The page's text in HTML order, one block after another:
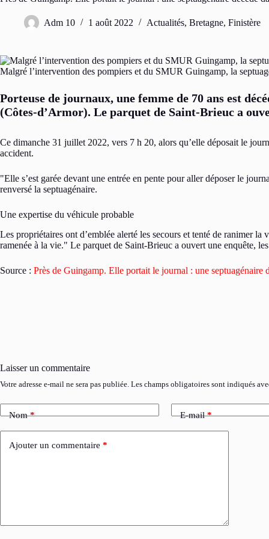
Adm 10 1 août 2022 Actualités, Bretagne, Finistère
Malgré l’intervention des pompiers et du SMUR Guingamp, la
​Porteuse de journaux, une femme de 70 ans est
(Côtes-d’Armor). Le parquet de Saint-Brieuc a
Ce dimanche 31 juillet 2022, vers 7 h 20, alors qu’elle déposait le
accident.
Elle s’est garée devant une entrée en pente pour aller déposer le
renversé la septuagénaire.
Une expertise du véhicule probable
Les propriétaires ont d’emblée alerté les secours et tenté de ranimer la
ramenée à la vie.
Le parquet de Saint-Brieuc a ouvert une enquête,
Source : Près de Guingamp. Elle portait le journal : une septuagénaire
Laisser un commentaire
Votre adresse e-mail ne sera pas publiée. Les champs obligatoires sont indiqués
Nom* E-mail*
Ajouter un commentaire *